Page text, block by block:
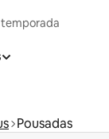
Pousadas